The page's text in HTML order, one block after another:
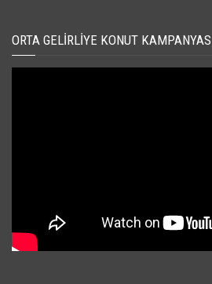
ORTA GELIRLIYE KONUT